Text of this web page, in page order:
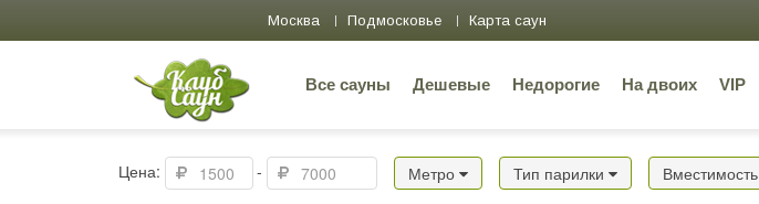
Москва Подмосковье Карта саун
Все сауны Дешевые Недорогие На двоих VIP
Цена: - Метро Тип парилки Вместимость